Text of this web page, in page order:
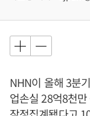
NHN이 올해 3분
업손실 28억8천